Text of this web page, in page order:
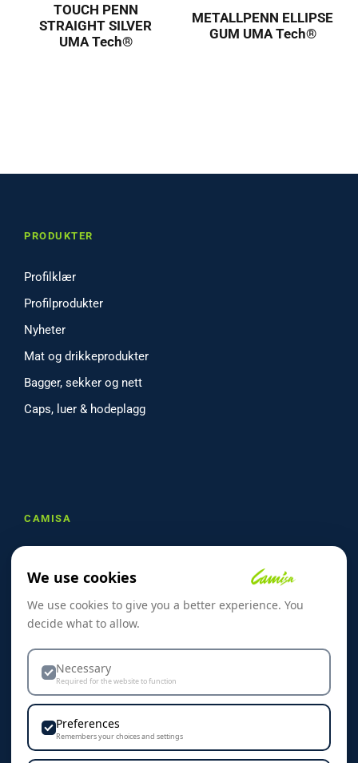
TOUCH PENN
STRAIGHT SILVER
UMA Tech®
METALLPENN ELLIPSE
GUM UMA Tech®
PRODUKTER
Profilklær
Profilprodukter
Nyheter
Mat og drikkeprodukter
Bagger, sekker og nett
Caps, luer & hodeplagg
CAMISA
Referanser
Skreddersøm
Dekorasjon & Teknikker
Personvern & Cookies
We use cookies
We use cookies to give you a better experience. You
decide what to allow.
Necessary
Required for the website to function
Preferences
Remembers your choices and settings